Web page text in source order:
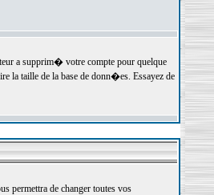
a supprim� votre compte pour quelque
la taille de la base de donn�es. Essayez de
permettra de changer toutes vos